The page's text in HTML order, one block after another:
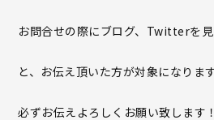
お問合せの際にブログ、Twitterを見
と、お伝え頂いた方が対象になりま
必ずお伝えよろしくお願い致します！